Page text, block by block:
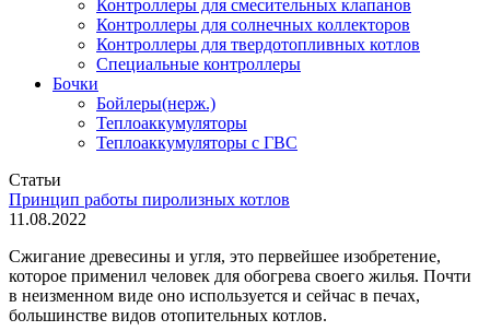
Контроллеры для смесительных клапанов
Контроллеры для солнечных коллекторов
Контроллеры для твердотопливных котлов
Специальные контроллеры
Бочки
Бойлеры(нерж.)
Теплоаккумуляторы
Теплоаккумуляторы с ГВС
Статьи
Принцип работы пиролизных котлов
11.08.2022
Сжигание древесины и угля, это первейшее изобретение,
которое применил человек для обогрева своего жилья. Почти
в неизменном виде оно используется и сейчас в печах,
большинстве видов отопительных котлов.